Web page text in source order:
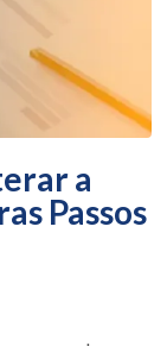
a
Passos